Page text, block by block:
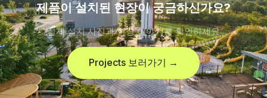
제품이 설치된 현장이 궁금하신가요?
실제 설치 사진과 현장 이야기를 확인하세요
Projects 보러가기 →